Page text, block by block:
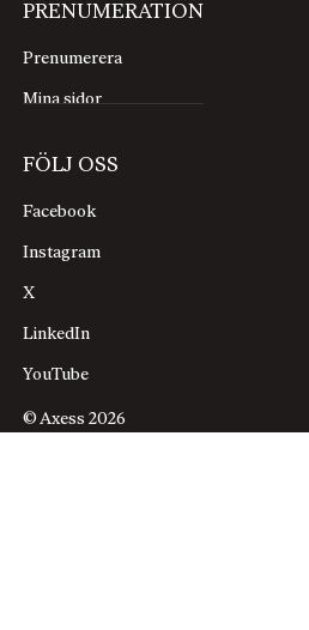
PRENUMERATION
Prenumerera
Mina sidor
FÖLJ OSS
Facebook
Instagram
X
LinkedIn
YouTube
© Axess 2026